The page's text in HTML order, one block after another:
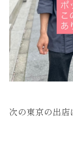
次の東京の出店